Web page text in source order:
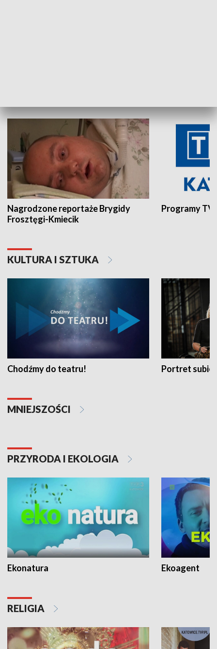
Nagrodzone reportaże Brygidy
Frosztęgi-Kmiecik
Programy
KULTURA I SZTUKA
Chodźmy do teatru! Portret
MNIEJSZOŚCI
PRZYRODA I EKOLOGIA
Ekonatura Ekoagent
RELIGIA